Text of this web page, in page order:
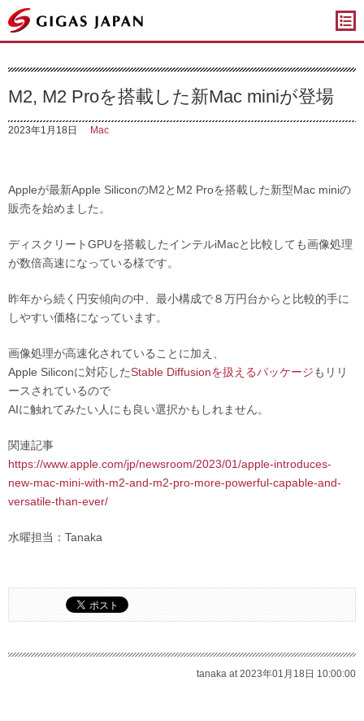
ギガスジャパン
M2, M2 Proを搭載した新Mac miniが登場
2023年1月18日 Mac
Appleが最新Apple SiliconのM2とM2 Proを搭載した新型Mac miniの
販売を始めました。
ディスクリートGPUを搭載したインテルiMacと比較しても画像処理
が数倍高速になっている様です。
昨年から続く円安傾向の中、最小構成で８万円台からと比較的手に
しやすい価格になっています。
画像処理が高速化されていることに加え、
Apple Siliconに対応したStable Diffusionを扱えるパッケージもリリ
ースされているので
AIに触れてみたい人にも良い選択かもしれません。
関連記事
https://www.apple.com/jp/newsroom/2023/01/apple-introduces-
new-mac-mini-with-m2-and-m2-pro-more-powerful-capable-and-
versatile-than-ever/
水曜担当：Tanaka
tanaka at 2023年01月18日 10:00:00